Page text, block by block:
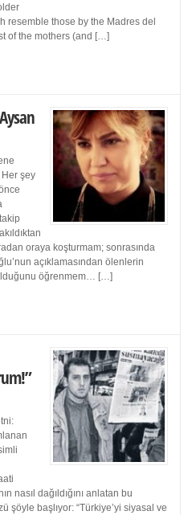
resemble those by the Madres del
of the mothers (and […]
Her şey
oraya koşturmam; sonrasında
açıklamasından ölenlerin
öğrenmem… […]
nasıl dağıldığını anlatan bu
şöyle başlıyor: “Türkiye’yi siyasal ve